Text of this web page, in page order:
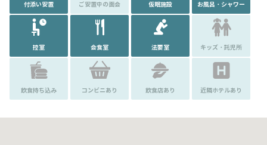
付添い安置 ご安置中の面会 仮眠施設 お風呂・シャワー
控室 会食室 法要室 キッズ・託児所
飲食持ち込み コンビニあり 飲食店あり 近隣ホテルあり